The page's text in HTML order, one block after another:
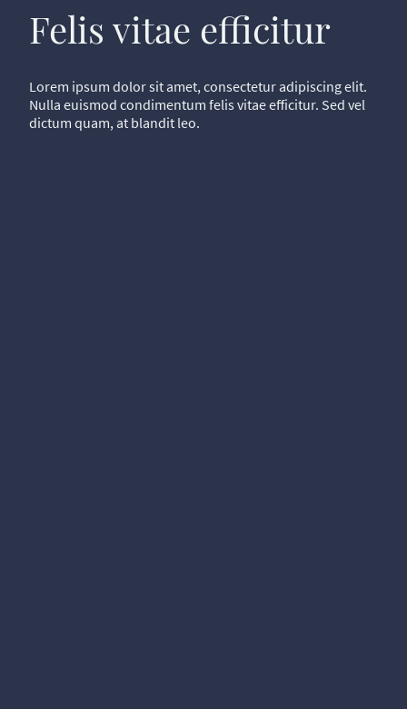
Felis vitae efficitur
Lorem ipsum dolor sit amet, consectetur adipiscing elit.
Nulla euismod condimentum felis vitae efficitur. Sed vel
dictum quam, at blandit leo.